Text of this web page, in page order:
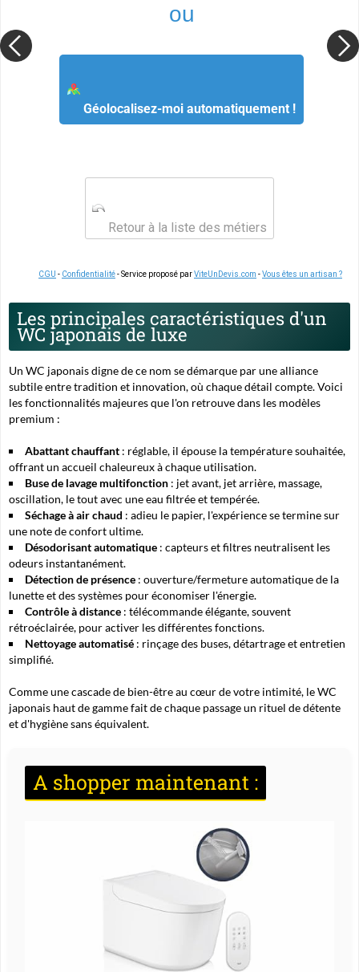
ou
Géolocalisez-moi automatiquement !
Retour à la liste des métiers
CGU - Confidentialité- Service proposé parViteUnDevis.com -Vous êtes un artisan ?
Les principales caractéristiques d'un
WC japonais de luxe
Un WC japonais digne de ce nom se démarque par une alliance
subtile entre tradition et innovation, où chaque détail compte. Voici
les fonctionnalités majeures que l'on retrouve dans les modèles
premium :
Abattant chauffant : réglable, il épouse la température souhaitée,
offrant un accueil chaleureux à chaque utilisation.
Buse de lavage multifonction : jet avant, jet arrière, massage,
oscillation, le tout avec une eau filtrée et tempérée.
Séchage à air chaud : adieu le papier, l'expérience se termine sur
une note de confort ultime.
Désodorisant automatique : capteurs et filtres neutralisent les
odeurs instantanément.
Détection de présence : ouverture/fermeture automatique de la
lunette et des systèmes pour économiser l'énergie.
Contrôle à distance : télécommande élégante, souvent
rétroéclairée, pour activer les différentes fonctions.
Nettoyage automatisé : rinçage des buses, détartrage et entretien
simplifié.
Comme une cascade de bien-être au cœur de votre intimité, le WC
japonais haut de gamme fait de chaque passage un rituel de détente
et d'hygiène sans équivalent.
A shopper maintenant :